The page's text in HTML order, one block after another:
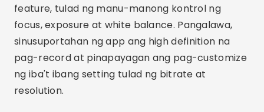
ayusin ang halos lahat ng aspeto ng pag-record
ng video. Ginagawa nitong isang mahusay na
pagpipilian para sa mga nais ng isang malakas
na tool nang walang karagdagang gastos. Ang
pagiging simple ng interface at ang kawalan ng
mga ad ay iba pang mga positibong punto ng